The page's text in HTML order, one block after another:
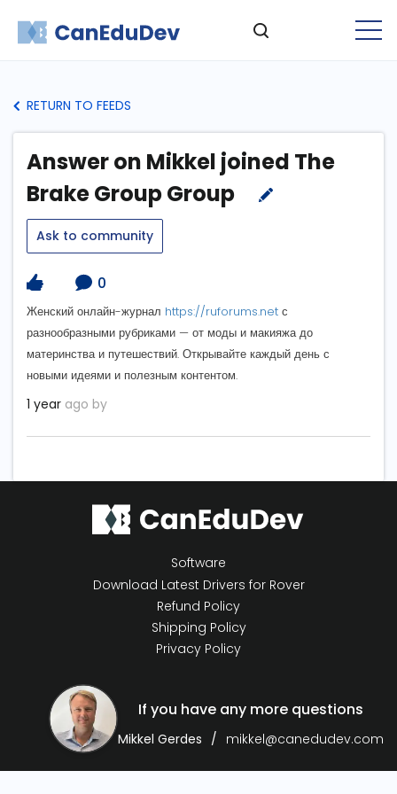
RETURN TO FEEDS
Answer on Mikkel joined The
Brake Group Group
Ask to community
0
Женский онлайн-журнал https://ruforums.net с
разнообразными рубриками — от моды и макияжа до
материнства и путешествий. Открывайте каждый день с
новыми идеями и полезным контентом.
1 year ago by
Software
Download Latest Drivers for Rover
Refund Policy
Shipping Policy
Privacy Policy
If you have any more questions
Mikkel Gerdes mikkel@canedudev.com